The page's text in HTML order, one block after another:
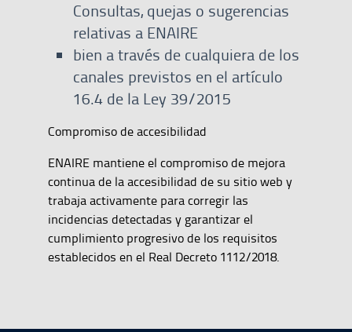
Consultas, quejas o sugerencias
relativas a ENAIRE
bien a través de cualquiera de los
canales previstos en el artículo
16.4 de la Ley 39/2015
Compromiso de accesibilidad
ENAIRE mantiene el compromiso de mejora
continua de la accesibilidad de su sitio web y
trabaja activamente para corregir las
incidencias detectadas y garantizar el
cumplimiento progresivo de los requisitos
establecidos en el Real Decreto 1112/2018.